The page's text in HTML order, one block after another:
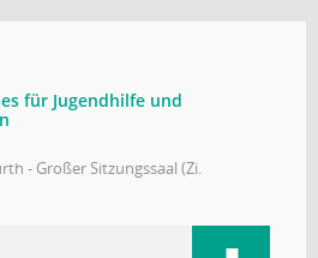
für Jugendhilfe und
- Großer Sitzungssaal (Zi.